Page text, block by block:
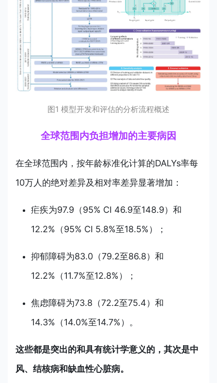
图1 模型开发和评估的分析流程概述
全球范围内负担增加的主要病因
在全球范围内，按年龄标准化计算的DALYs率每
10万人的绝对差异及相对率差异显著增加：
疟疾为97.9（95% CI 46.9至148.9）和
12.2%（95% CI 5.8%至18.5%）；
抑郁障碍为83.0（79.2至86.8）和
12.2%（11.7%至12.8%）；
焦虑障碍为73.8（72.2至75.4）和
14.3%（14.0%至14.7%）。
这些都是突出的和具有统计学意义的，其次是中
风、结核病和缺血性心脏病。